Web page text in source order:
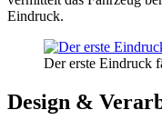
Eindruck.
Der erste Eindruck
Design &